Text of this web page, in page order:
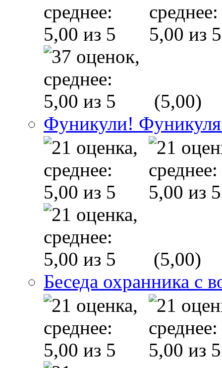
(5,00)
Фуникули!
(5,00)
Беседа охранника с